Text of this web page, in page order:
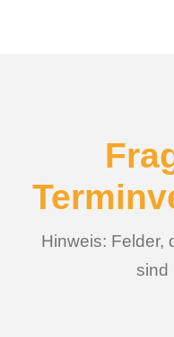
Hinweis: Felder,
sind